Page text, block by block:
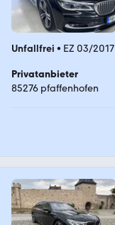
Unfallfrei • EZ 03/2017
Privatanbieter
85276 pfaffenhofen